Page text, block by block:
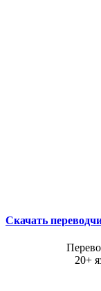
Скачать
20+